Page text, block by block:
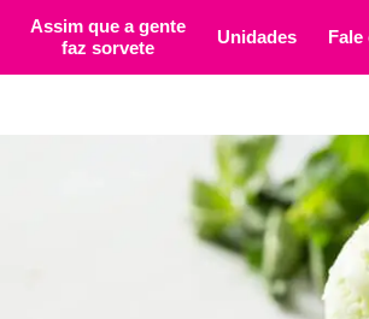
Assim que a gente
faz sorvete
Unidades Fale